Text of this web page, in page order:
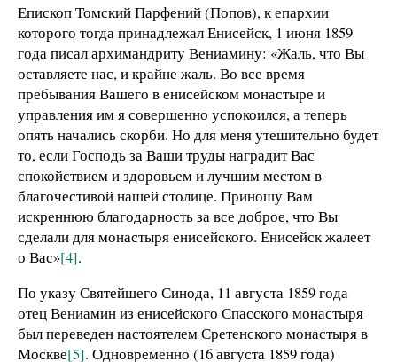
Епископ Томский Парфений (Попов), к епархии
которого тогда принадлежал Енисейск, 1 июня 1859
года писал архимандриту Вениамину: «Жаль, что Вы
оставляете нас, и крайне жаль. Во все время
пребывания Вашего в енисейском монастыре и
управления им я совершенно успокоился, а теперь
опять начались скорби. Но для меня утешительно будет
то, если Господь за Ваши труды наградит Вас
спокойствием и здоровьем и лучшим местом в
благочестивой нашей столице. Приношу Вам
искреннюю благодарность за все доброе, что Вы
сделали для монастыря енисейского. Енисейск жалеет
о Вас»[4].
По указу Святейшего Синода, 11 августа 1859 года
отец Вениамин из енисейского Спасского монастыря
был переведен настоятелем Сретенского монастыря в
Москве[5]. Одновременно (16 августа 1859 года)